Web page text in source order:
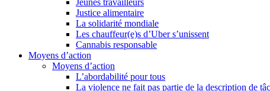
Jeunes travailleurs
Justice alimentaire
La solidarité mondiale
Les chauffeur(e)s d’Uber s’unissent
Cannabis responsable
Moyens d’action
Moyens d’action
L’abordabilité pour tous
La violence ne fait pas partie de la description de